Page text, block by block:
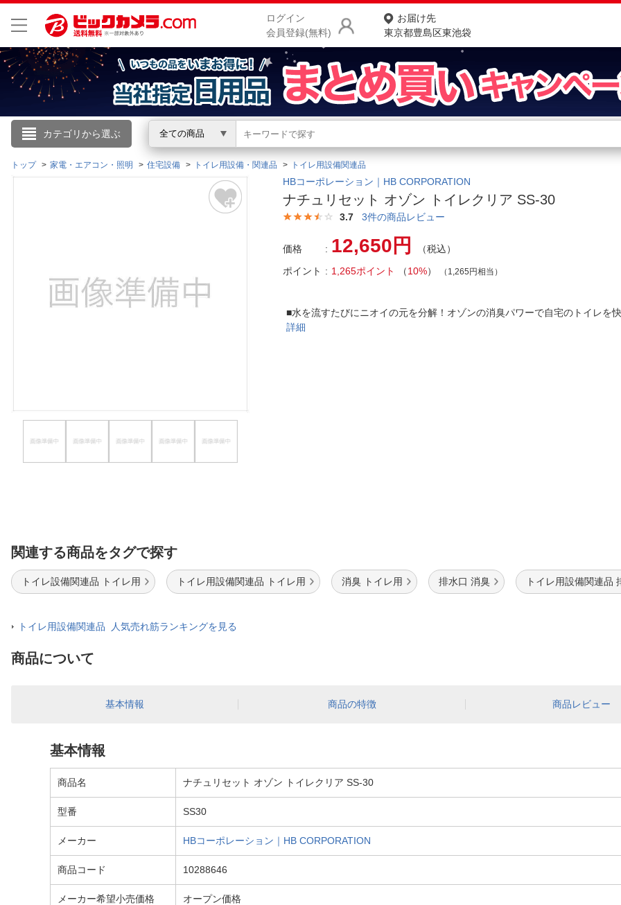
ログイン
会員登録(無料)
お届け先
東京都豊島区東池袋
カテゴリから選ぶ 全ての商品
こんにちは
ログイン
閲覧履歴
商品をさがす
ランキングからさがす
カテゴリ一覧からさがす
お客様サポート
よくある質問・お問合せ
トップ 家電・エアコン・照明 住宅設備 トイレ用設備・関連品 トイレ用設備関連品
HBコーポレーション｜HB CORPORATION
ナチュリセット オゾン トイレクリア SS-30
3.7 3件の商品レビュー
価格 12,650円
（税込）
ポイント
1,265ポイント （10%） （1,265円相当）
■水を流すたびにニオイの元を分解！オゾンの消臭パワーで自宅のトイレ
詳細
関連する商品をタグで探す
トイレ設備関連品 トイレ用 トイレ用設備関連品 トイレ用 消臭 トイレ用 排水口 消臭 トイレ用設備関連品
トイレ用設備関連品 人気売れ筋ランキングを見る
商品について
基本情報 商品の特徴 商品レビュー
基本情報
商品名 ナチュリセット オゾン トイレクリア SS-30
型番 SS30
メーカー HBコーポレーション｜HB CORPORATION
商品コード 10288646
メーカー希望小売価格 オープン価格